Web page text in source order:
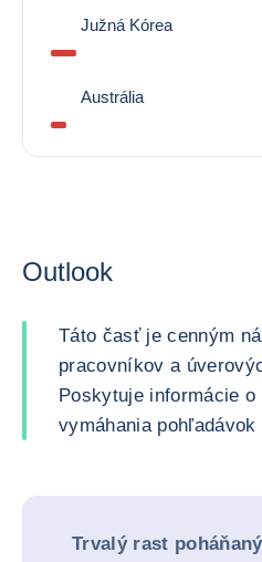
Južná Kórea
Austrália
Outlook
Táto časť je cenným
pracovníkov a
Poskytuje informácie
vymáhania
Trvalý rast